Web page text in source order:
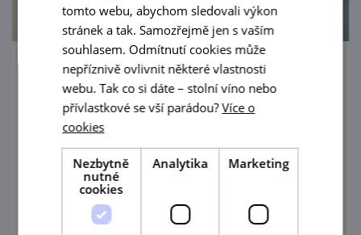
Léto na Cornštejně – SHŠ Voron
21. 8. — 23. 8. '26
I v srpnu bude na zřícenině hradu Cornštějn
nedaleko Bítova pokračovat prázdninový
program "Léto na Cornštejně", jehož
součástí jsou i šermířská vystoupení a
dobová vojenská ležení.
prohlédnout
tomto webu, abychom sledovali výkon
stránek a tak. Samozřejmě jen s vaším
souhlasem. Odmítnutí cookies může
nepříznivě ovlivnit některé vlastnosti
webu. Tak co si dáte – stolní víno nebo
přívlastkové se vší parádou?Více o
cookies
Nezbytně
nutné
cookies
Analytika Marketing